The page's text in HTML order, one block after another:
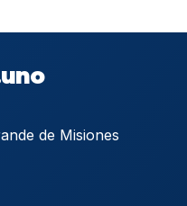
de Misiones